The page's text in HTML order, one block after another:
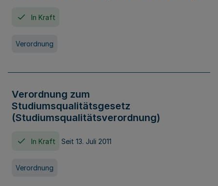
In Kraft
Verordnung
Verordnung zum
Studiumsqualitätsgesetz
(Studiumsqualitätsverordnung)
In Kraft Seit 13. Juli 2011
Verordnung